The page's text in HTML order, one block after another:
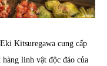
Kitsuregawa cung cấp
linh vật độc đáo của